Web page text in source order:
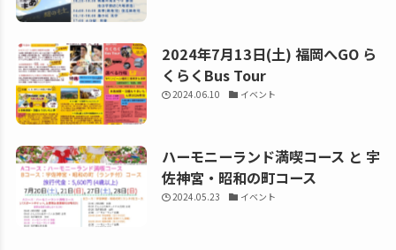
2024年7月13日(土) 福岡へGO ら
くらくBus Tour
2024.06.10 イベント
ハーモニーランド満喫コース と 宇
佐神宮・昭和の町コース
2024.05.23 イベント